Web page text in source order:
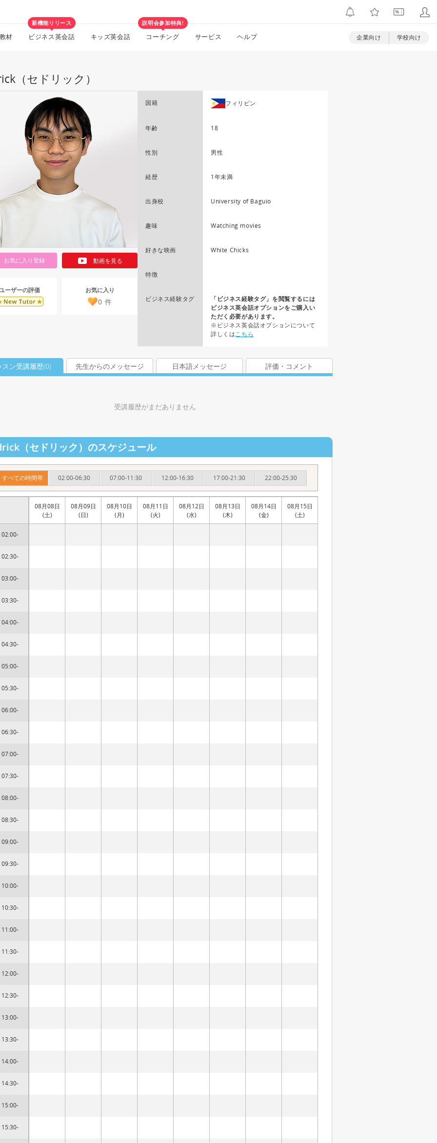
材
新機能リリース
ビジネス英会話 キッズ英会話
説明会参加特典!
コーチング サービス ヘルプ 企業向け 学校向け
（セドリック）
お気に入り登録 動画を見る
ーザーの評価 お気に入り
0 件
国籍 フィリピン
年齢 18
性別 男性
経歴 1年未満
出身校 University of Baguio
趣味 Watching movies
好きな映画 White Chicks
特徴
ビジネス経験タグ
「ビジネス経験タグ」を閲覧するには
ビジネス英会話オプションをご購入い
ただく必要があります。
※ビジネス英会話オプションについて
詳しくはこちら
スン受講履歴(0) 先生からのメッセージ 日本語メッセージ 評価・コメント
受講履歴がまだありません
（セドリック）のスケジュール
すべての時間帯 02:00-06:30 07:00-11:30 12:00-16:30 17:00-21:30 22:00-25:30
02:00-
02:30-
03:00-
03:30-
04:00-
04:30-
05:00-
05:30-
06:00-
06:30-
07:00-
07:30-
08:00-
08:30-
09:00-
09:30-
10:00-
10:30-
11:00-
11:30-
12:00-
12:30-
13:00-
13:30-
14:00-
14:30-
15:00-
15:30-
08月08日
(土)
08月09日
(日)
08月10日
(月)
08月11日
(火)
08月12日
(水)
08月13日
(木)
08月14日
(金)
08月15日
(土)